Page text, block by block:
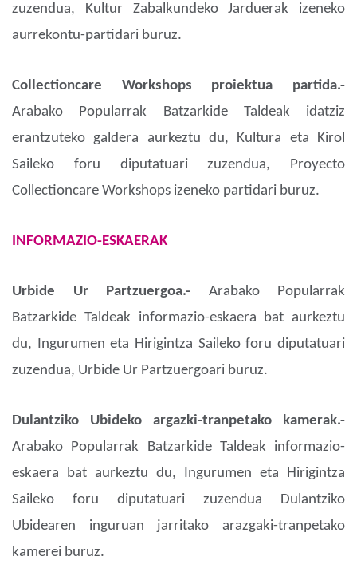
zuzendua, Kultur Zabalkundeko Jarduerak izeneko
aurrekontu-partidari buruz.
Collectioncare Workshops proiektua partida.-
Arabako Popularrak Batzarkide Taldeak idatziz
erantzuteko galdera aurkeztu du, Kultura eta Kirol
Saileko foru diputatuari zuzendua, Proyecto
Collectioncare Workshops izeneko partidari buruz.
INFORMAZIO-ESKAERAK
Urbide Ur Partzuergoa.- Arabako Popularrak
Batzarkide Taldeak informazio-eskaera bat aurkeztu
du, Ingurumen eta Hirigintza Saileko foru diputatuari
zuzendua, Urbide Ur Partzuergoari buruz.
Dulantziko Ubideko argazki-tranpetako kamerak.-
Arabako Popularrak Batzarkide Taldeak informazio-
eskaera bat aurkeztu du, Ingurumen eta Hirigintza
Saileko foru diputatuari zuzendua Dulantziko
Ubidearen inguruan jarritako arazgaki-tranpetako
kamerei buruz.